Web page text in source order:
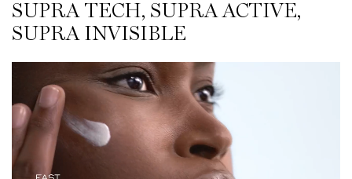
SUPRA TECH, SUPRA ACTIVE, SUPRA INVISIBLE
SUPRA TECH, SUPRA ACTIVE,
SUPRA INVISIBLE